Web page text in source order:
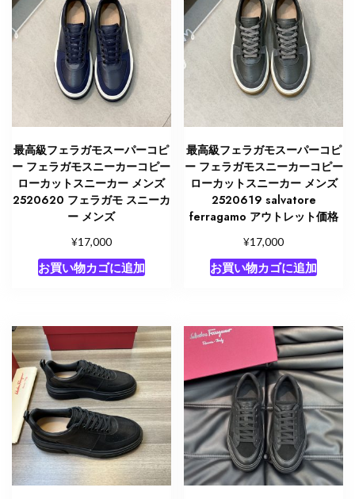
最高級フェラガモスーパーコピ
ー フェラガモスニーカーコピー
ローカットスニーカー メンズ
2520620 フェラガモ スニーカ
ー メンズ
¥17,000
お買い物カゴに追加
最高級フェラガモスーパーコピ
ー フェラガモスニーカーコピー
ローカットスニーカー メンズ
2520619 salvatore
ferragamo アウトレット価格
¥17,000
お買い物カゴに追加